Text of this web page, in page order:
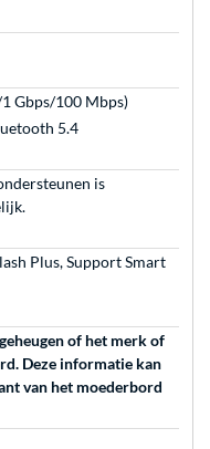
Gbps/100 Mbps)
5.4
is
Plus, Support Smart
of het merk of
Deze informatie kan
van het moederbord